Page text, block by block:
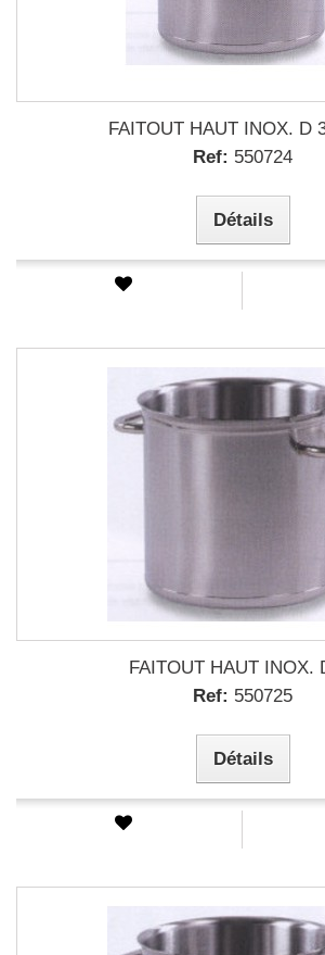
FAITOUT HAUT INOX. D
Ref: 550724
Détails
FAITOUT HAUT INOX.
Ref: 550725
Détails